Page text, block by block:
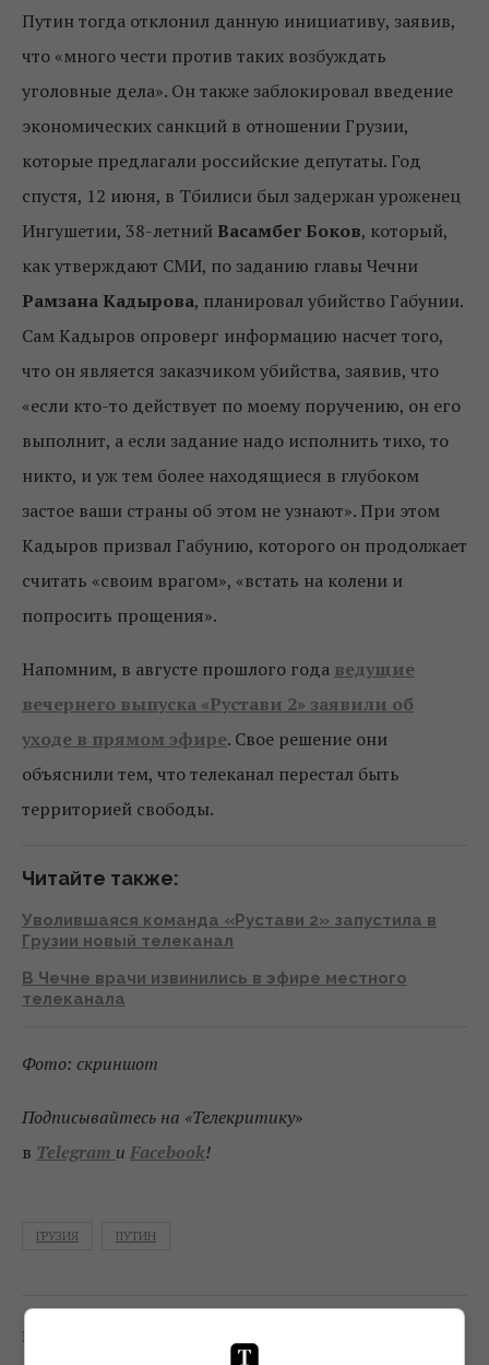
Путин тогда отклонил данную инициативу, заявив,
что «много чести против таких возбуждать
уголовные дела». Он также заблокировал введение
экономических санкций в отношении Грузии,
которые предлагали российские депутаты. Год
спустя, 12 июня, в Тбилиси был задержан уроженец
Ингушетии, 38-летний Васамбег Боков, который,
как утверждают СМИ, по заданию главы Чечни
Рамзана Кадырова, планировал убийство Габунии.
Сам Кадыров опроверг информацию насчет того,
что он является заказчиком убийства, заявив, что
«если кто-то действует по моему поручению, он его
выполнит, а если задание надо исполнить тихо, то
никто, и уж тем более находящиеся в глубоком
застое ваши страны об этом не узнают». При этом
Кадыров призвал Габунию, которого он продолжает
считать «своим врагом», «встать на колени и
попросить прощения».
Напомним, в августе прошлого года ведущие
вечернего выпуска «Рустави 2» заявили об
уходе в прямом эфире. Свое решение они
объяснили тем, что телеканал перестал быть
территорией свободы.
Читайте также:
Уволившаяся команда «Рустави 2» запустила в
Грузии новый телеканал
В Чечне врачи извинились в эфире местного
телеканала
Фото: скриншот
Подписывайтесь на «Телекритику»
в Telegram и Facebook!
ГРУЗИЯ ПУТИН
Поделиться: